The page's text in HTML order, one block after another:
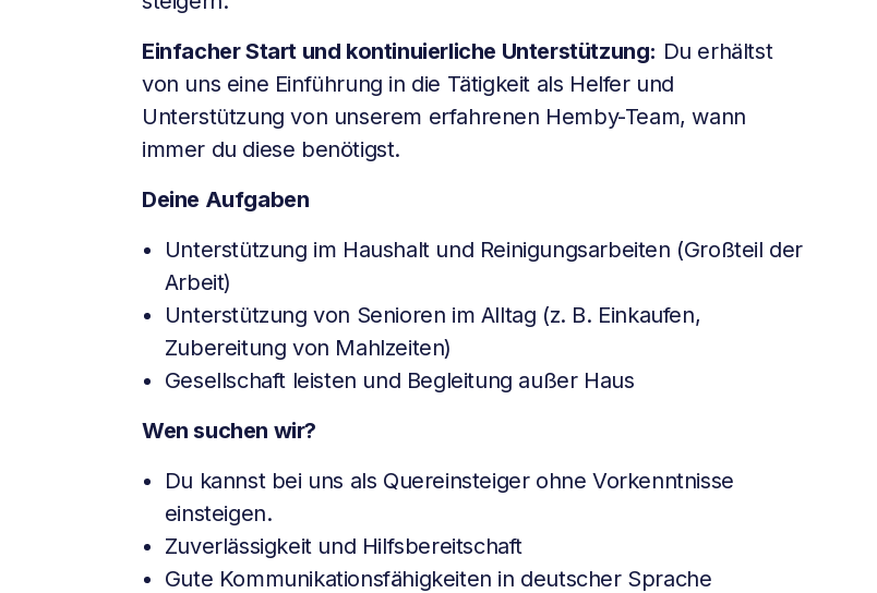
Einfacher Start und kontinuierliche Unterstützung: Du erhältst
von uns eine Einführung in die Tätigkeit als Helfer und
Unterstützung von unserem erfahrenen Hemby-Team, wann
immer du diese benötigst.
Deine Aufgaben
Unterstützung im Haushalt und Reinigungsarbeiten (Großteil der
Arbeit)
Unterstützung von Senioren im Alltag (z. B. Einkaufen,
Zubereitung von Mahlzeiten)
Gesellschaft leisten und Begleitung außer Haus
Wen suchen wir?
Du kannst bei uns als Quereinsteiger ohne Vorkenntnisse
einsteigen.
Zuverlässigkeit und Hilfsbereitschaft
Gute Kommunikationsfähigkeiten in deutscher Sprache